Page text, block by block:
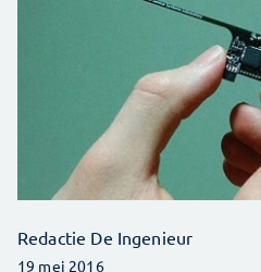
Redactie De Ingenieur
19 mei 2016